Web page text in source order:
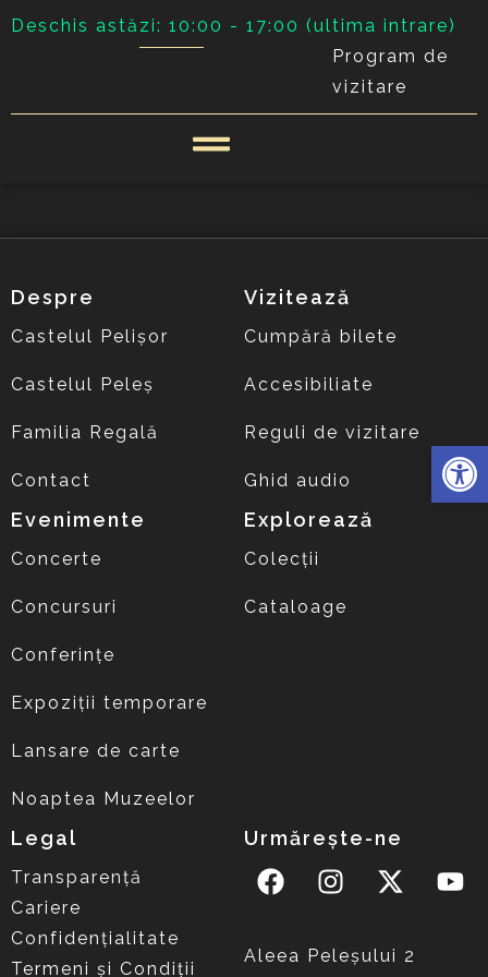
Deschis astăzi: 10:00 - 17:00 (ultima intrare)
Program de
vizitare
Despre
Castelul Pelișor
Castelul Peleș
Familia Regală
Contact
Vizitează
Cumpără bilete
Accesibiliate
Reguli de vizitare
Ghid audio
Evenimente
Concerte
Concursuri
Conferințe
Expoziții temporare
Lansare de carte
Noaptea Muzeelor
Explorează
Colecții
Cataloage
Legal
Transparență
Cariere
Confidențialitate
Termeni și Condiții
Urmărește-ne
Aleea Peleşului 2